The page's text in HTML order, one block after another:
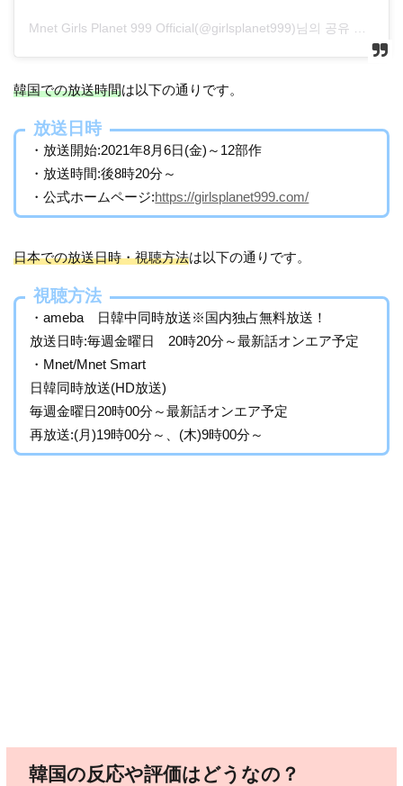
韓国での放送時間は以下の通りです。
放送日時
・放送開始:2021年8月6日(金)～12部作
・放送時間:後8時20分～
・公式ホームページ:https://girlsplanet999.com/
日本での放送日時・視聴方法は以下の通りです。
視聴方法
・ameba 日韓中同時放送※国内独占無料放送！
放送日時:毎週金曜日 20時20分～最新話オンエア予定
・Mnet/Mnet Smart
日韓同時放送(HD放送)
毎週金曜日20時00分～最新話オンエア予定
再放送:(月)19時00分～、(木)9時00分～
韓国の反応や評価はどうなの？